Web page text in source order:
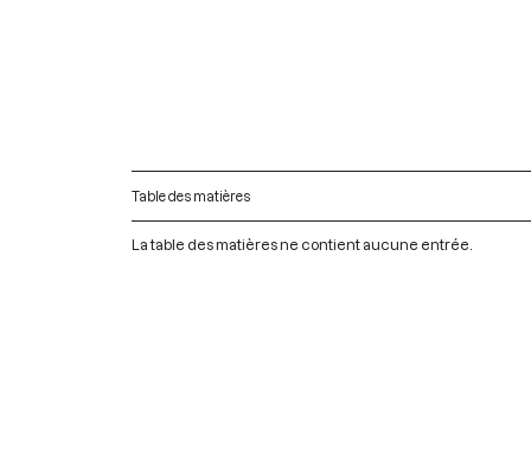
Table des matières
La table des matières ne contient aucune entrée.